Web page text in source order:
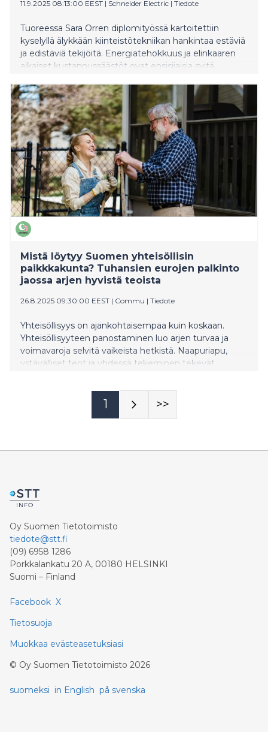
11.9.2025 08:13:00 EEST | Schneider Electric | Tiedote
Tuoreessa Sara Orren diplomityössä kartoitettiin
kyselyllä älykkään kiinteistötekniikan hankintaa estäviä
ja edistäviä tekijöitä. Energiatehokkuus ja elinkaaren
aikaiset kustannussäästöt ovat ensisijaisia syitä
nähdään rakennushankkeiden monimutkaisuus ja
vaikeus tehdä hankintapäätöstä hankkeen
alkuvaiheessa. Usein älykkäät ratkaisut jätetään
suunnitteluvaiheen ulkopuolelle kustannuspaineiden
vuoksi. Toimeksiantajana toimi Schneider Electric
Finland. Älykästä talotekniikkaa hyödynnetään laajalti
kiinteistöalalla, sillä uuden teknologian avulla voidaan
säästää energiaa, parantaa rakennusten
käyttömukavuutta ja helpottaa huoltoa. Schneider
Electric oli toimeksiantaja LUT-yliopistossa tehdyssä
diplomityössä, jossa tarkasteltiin kiinteistönomistajien
suhtautumista älyteknologian käyttöön. Diplomityössä
työntekijöitä, jotka osallistuvat älykkään
kiinteistötekniikan hankintaprosessiin. Työs
Mistä löytyy Suomen yhteisöllisin
paikkkakunta? Tuhansien eurojen palkinto
jaossa arjen hyvistä teoista
26.8.2025 09:30:00 EEST | Commu | Tiedote
Yhteisöllisyys on ajankohtaisempaa kuin koskaan.
Yhteisöllisyyteen panostaminen luo arjen turvaa ja
voimavaroja selvitä vaikeista hetkistä. Naapuriapu,
ystävälliset teot ja yhdessä tekeminen tekevät
käynnissä oleva Suomen yhteisöllisin kunta -kilpailu
nostaa esiin ne paikkakunnat, jotka panostavat hyvään
1 >>
Oy Suomen Tietotoimisto
tiedote@stt.fi
(09) 6958 1286
Porkkalankatu 20 A, 00180 HELSINKI
Suomi – Finland
Facebook X
Tietosuoja
Muokkaa evästeasetuksiasi
© Oy Suomen Tietotoimisto 2026
suomeksi in English på svenska